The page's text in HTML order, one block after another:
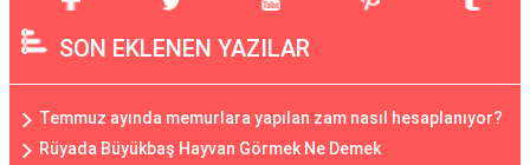
SON EKLENEN YAZILAR
Temmuz ayında memurlara yapılan zam nasıl hesaplanıyor?
Rüyada Büyükbaş Hayvan Görmek Ne Demek